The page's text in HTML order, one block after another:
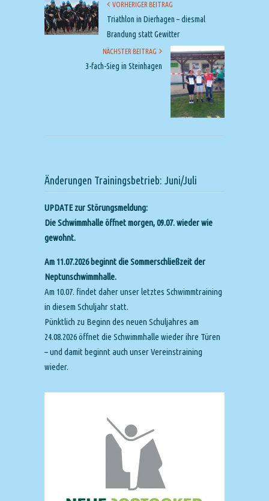
VORHERIGER BEITRAG
Triathlon in Dierhagen – diesmal
Brandung statt Gewitter
NÄCHSTER BEITRAG
3-fach-Sieg in Steinhagen
Änderungen Trainingsbetrieb: Juni/Juli
UPDATE zur Störungsmeldung:
Die Schwimmhalle öffnet morgen, 09.07. wieder wie
gewohnt.
Am 11.07.2026 beginnt die Sommerschließzeit der
Neptunschwimmhalle.
Am 10.07. findet daher unser letztes Schwimmtraining
in diesem Schuljahr statt.
Pünktlich zu Beginn des neuen Schuljahres am
24.08.2026 öffnet die Schwimmhalle wieder ihre Türen
– und damit beginnt auch unser Vereinstraining
wieder.